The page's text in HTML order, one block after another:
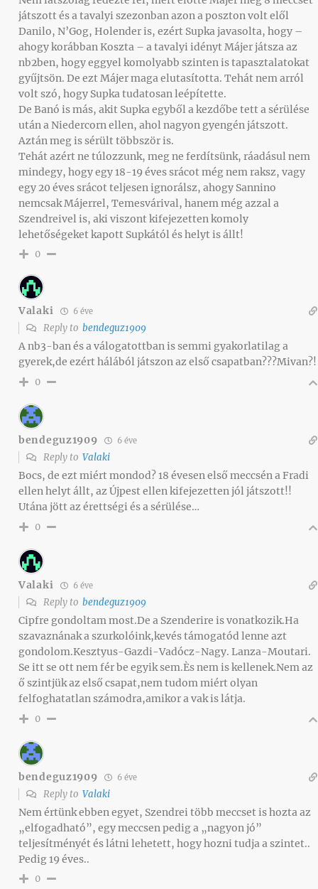
játszott és a tavalyi szezonban azon a poszton volt elől
Danilo, N’Gog, Holender is, ezért Supka javasolta, hogy –
ahogy korábban Koszta – a tavalyi idényt Májer játsza az
nb2ben, hogy eggyel komolyabb szinten is tapasztalatokat
gyűjtsön. De ezt Májer maga elutasította. Tehát nem arról
volt szó, hogy Supka tudatosan leépítette.
De Banó is más, akit Supka egyből a kezdőbe tett a sérülése
után a Niedercorn ellen, ahol nagyon gyengén játszott.
Aztán meg is sérült többször is.
Tehát azért ne túlozzunk, meg ne ferdítsünk, ráadásul nem
mindegy, hogy egy 18-19 éves srácot még nem raksz, vagy
egy 20 éves srácot teljesen ignorálsz, ahogy Sannino
nemcsak Májerrel, Temesvárival, hanem még azzal a
Szendreivel is, aki viszont kifejezetten komoly
lehetőségeket kapott Supkától és helyt is állt!
0
Valaki 6 éve
Reply to bendeguz1909
A nb3-ban és a válogatottban is semmi gyakorlatilag a
gyerek,de ezért hálából játszon az első csapatban???Mivan?!
0
bendeguz1909 6 éve
Reply to Valaki
Bocs, de ezt miért mondod? 18 évesen első meccsén a Fradi
ellen helyt állt, az Újpest ellen kifejezetten jól játszott!!
Utána jött az érettségi és a sérülése…
0
Valaki 6 éve
Reply to bendeguz1909
Cipfre gondoltam most.De a Szenderire is vonatkozik.Ha
szavaznának a szurkolóink,kevés támogatód lenne azt
gondolom.Kesztyus-Gazdi-Vadócz-Nagy. Lanza-Moutari.
Se itt se ott nem fér be egyik sem.Ès nem is kellenek.Nem az
ő szintjük az első csapat,nem tudom miért olyan
felfoghatatlan számodra,amikor a vak is látja.
0
bendeguz1909 6 éve
Reply to Valaki
Nem értünk ebben egyet, Szendrei több meccset is hozta az
„elfogadható”, egy meccsen pedig a „nagyon jó”
teljesítményét és látni lehetett, hogy hozni tudja a szintet..
Pedig 19 éves..
0